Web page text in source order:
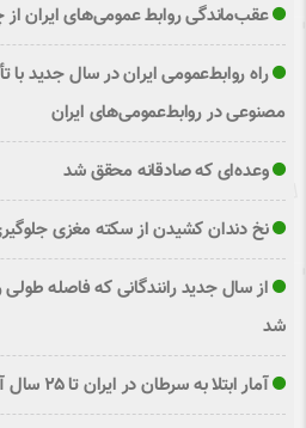
عقب‌ماندگی روابط عمومی‌های ایران
راه روابط‌عمومی ایران در سال جدید با
مصنوعی در روابط‌عمومی‌های ایران
وعده‌ای که صادقانه محقق شد
نخ دندان کشیدن از سکته مغزی
از سال جدید رانندگانی که فاصله طولی
شد
آمار ابتلا به سرطان در ایران تا ۲۵ سال آینده ۲ برابر می‌شود